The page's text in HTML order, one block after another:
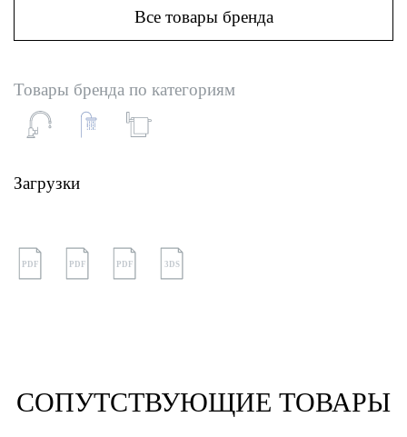
Все товары бренда
Товары бренда по категориям
Загрузки
PDF PDF PDF 3DS
СОПУТСТВУЮЩИЕ ТОВАРЫ